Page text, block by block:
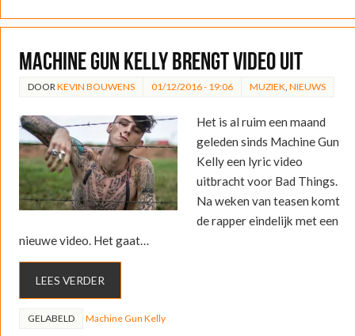
Machine Gun Kelly brengt video uit
DOOR KEVIN BOUWENS 01/12/2016 - 19:06 MUZIEK NIEUWS
Het is al ruim een maand
geleden sinds Machine Gun
Kelly een lyric video
uitbracht voor Bad Things.
Na weken van teasen komt
de rapper eindelijk met een
nieuwe video. Het gaat…
LEES VERDER
GELABELD Machine Gun Kelly